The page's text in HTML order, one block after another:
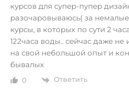
курсов для супер-пупер
разочаровываюсь( за
курсы, в которых по сути 2
122часа воды.. сейчас даже
на свой небольшой опыт и
бывалых
0 Ответить